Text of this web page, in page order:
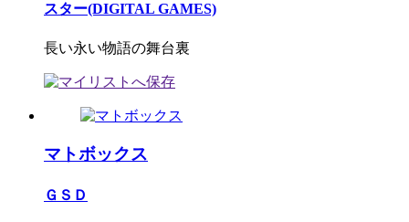
スター(DIGITAL GAMES)
長い永い物語の舞台裏
マトボックス
ＧＳＤ